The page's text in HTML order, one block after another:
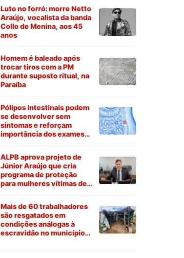
Luto no forró: morre Netto
Araújo, vocalista da banda
Collo de Menina, aos 45
anos
Homem é baleado após
trocar tiros com a PM
durante suposto ritual, na
Paraíba
Pólipos intestinais podem
se desenvolver sem
sintomas e reforçam
importância dos exames
ALPB aprova projeto de
Júnior Araújo que cria
programa de proteção
para mulheres vítimas de
Mais de 60 trabalhadores
são resgatados em
condições análogas à
escravidão no município